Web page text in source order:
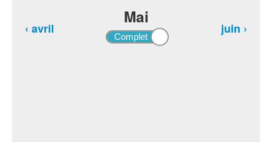
Mai
‹ avril juin ›